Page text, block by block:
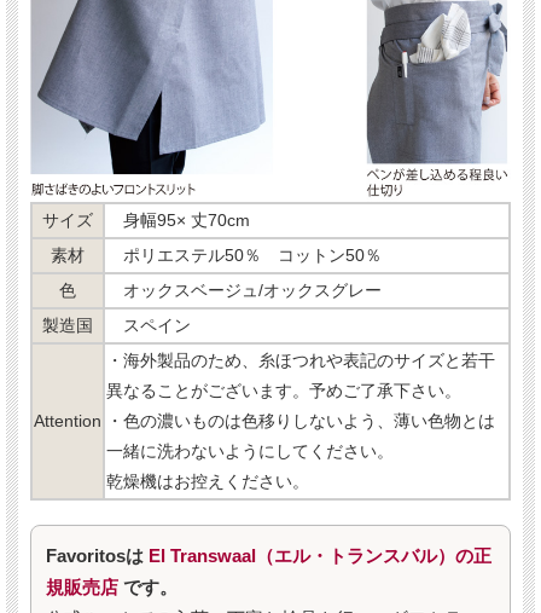
サイズ
身幅95× 丈70cm
素材
ポリエステル50％ コットン50％
色
オックスベージュ/オックスグレー
製造国
スペイン
Attention
・海外製品のため、糸ほつれや表記のサイズと若干
異なることがございます。予めご了承下さい。
・色の濃いものは色移りしないよう、薄い色物とは
一緒に洗わないようにしてください。
乾燥機はお控えください。
Favoritosは El Transwaal（エル・トランスバル）の正
規販売店 です。